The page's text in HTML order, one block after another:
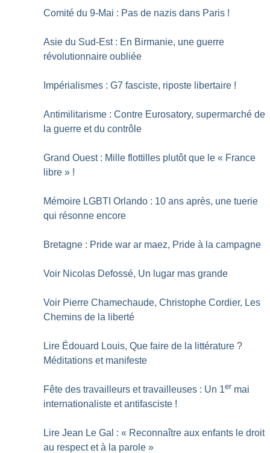
Comité du 9-Mai : Pas de nazis dans Paris !
Asie du Sud-Est : En Birmanie, une guerre
révolutionnaire oubliée
Impérialismes : G7 fasciste, riposte libertaire !
Antimilitarisme : Contre Eurosatory, supermarché de
la guerre et du contrôle
Grand Ouest : Mille flottilles plutôt que le « France
libre » !
Mémoire LGBTI Orlando : 10 ans après, une tuerie
qui résonne encore
Bretagne : Pride war ar maez, Pride à la campagne
Voir Nicolas Defossé, Un lugar mas grande
Voir Pierre Chamechaude, Christophe Cordier, Les
Chemins de la liberté
Lire Édouard Louis, Que faire de la littérature ?
Méditations et manifeste
Fête des travailleurs et travailleuses : Un 1er mai
internationaliste et antifasciste !
Lire Jean Le Gal : « Reconnaître aux enfants le droit
au respect et à la parole »